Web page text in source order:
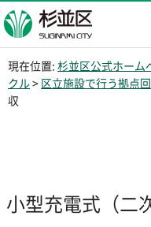
杉並区
現在位置: 杉並区公式ホーム
クル> 区立施設で行う拠点
収
小型充電式（二